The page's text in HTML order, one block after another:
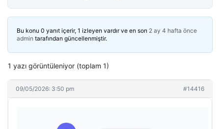
Bu konu 0 yanıt içerir, 1 izleyen vardır ve en son 2 ay 4 hafta önce
admin tarafından güncellenmiştir.
1 yazı görüntüleniyor (toplam 1)
09/05/2026: 3:50 pm #14416